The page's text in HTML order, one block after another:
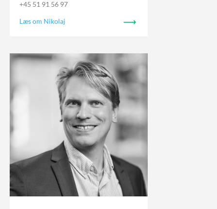
+45 51 91 56 97
Læs om Nikolaj